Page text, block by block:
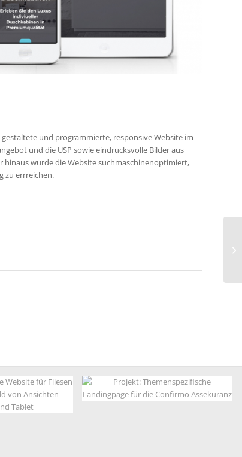
gestaltete und programmierte, responsive Website im
und die USP sowie eindrucksvolle Bilder aus
hinaus wurde die Website suchmaschinenoptimiert,
zu errreichen.